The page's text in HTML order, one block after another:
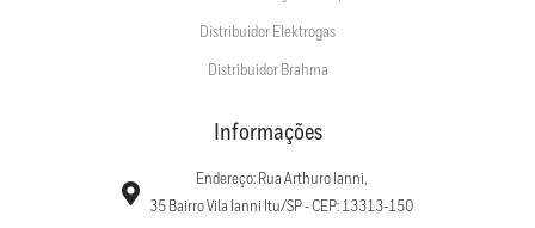
Distribuidor Elektrogas
Distribuidor Brahma
Informações
Endereço: Rua Arthuro Ianni,
35 Bairro Vila Ianni Itu/SP - CEP: 13313-150